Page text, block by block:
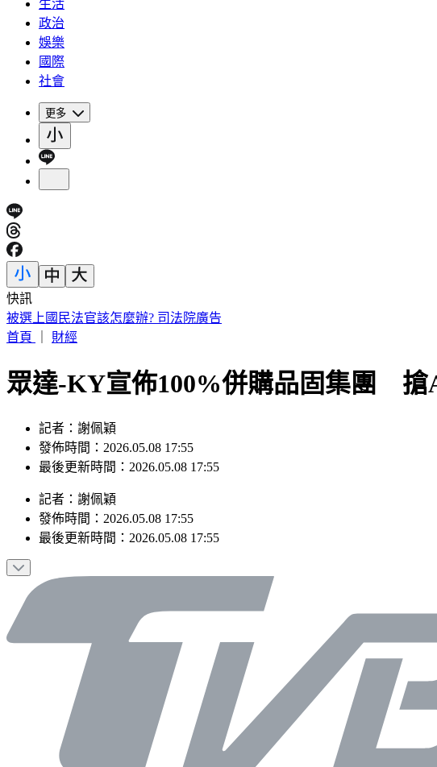
生活
政治
娛樂
國際
社會
更多
快訊
IU無預警召喚前男友 韓網替「她」心疼：很不舒服
首頁
財經
眾達-KY宣佈100%併購品固集團 搶
記者：謝佩穎
發佈時間：2026.05.08 17:55
最後更新時間：2026.05.08 17:55
記者 ： 謝佩穎
發佈時間： 2026.05.08 17:55
最後更新時間： 2026.05.08 17:55